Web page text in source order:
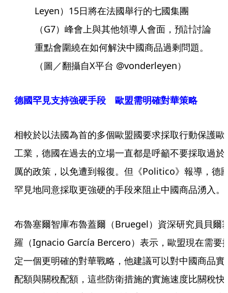
Leyen）15日將在法國舉行的七國集團
（G7）峰會上與其他領導人會面，預計討論
重點會圍繞在如何解決中國商品過剩問題。
（圖／翻攝自X平台 @vonderleyen）
德國罕見支持強硬手段 歐盟需明確對華策略
相較於以法國為首的多個歐盟國要求採取行動保護歐
工業，德國在過去的立場一直都是呼籲不要採取過於
厲的政策，以免遭到報復。但《Politico》報導，德
罕見地同意採取更強硬的手段來阻止中國商品湧入。
布魯塞爾智庫布魯蓋爾（Bruegel）資深研究員貝爾
羅（Ignacio García Bercero）表示，歐盟現在需要
定一個更明確的對華戰略，他建議可以對中國商品實
配額與關稅配額，這些防衛措施的實施速度比關稅快